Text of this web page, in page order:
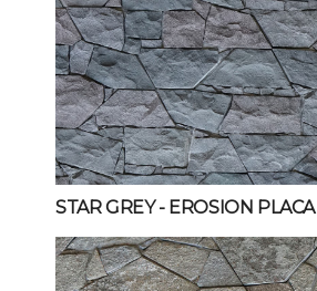
STAR GREY- EROSION PLACA